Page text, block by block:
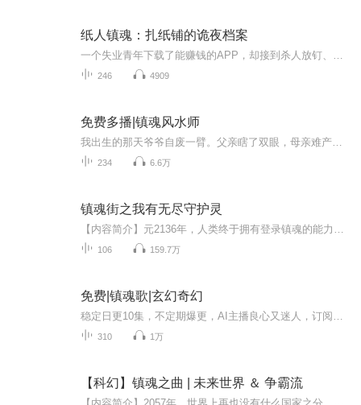
纸人镇魂：扎纸铺的诡夜档案
246 4909
免费多播|镇魂风水师
234 6.6万
镇魂街之我有无尽守护灵
106 159.7万
免费|镇魂歌|玄幻奇幻
310 1万
【科幻】镇魂之曲 | 未来世界 ＆ 争霸流